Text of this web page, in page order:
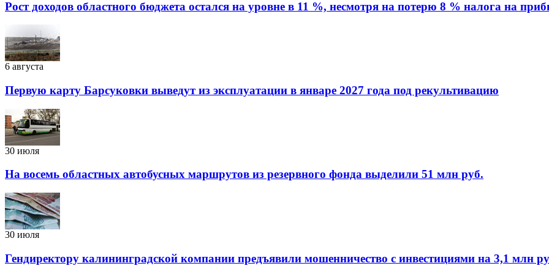
Рост доходов областного бюджета остался на уровне в 11 %, несмотря на потерю 8 % налога на
6 августа
Первую карту Барсуковки выведут из эксплуатации в январе 2027 года под рекультивацию
30 июля
На восемь областных автобусных маршрутов из резервного фонда выделили 51 млн руб.
30 июля
Гендиректору калининградской компании предъявили мошенничество с инвестициями на 3,1 млн